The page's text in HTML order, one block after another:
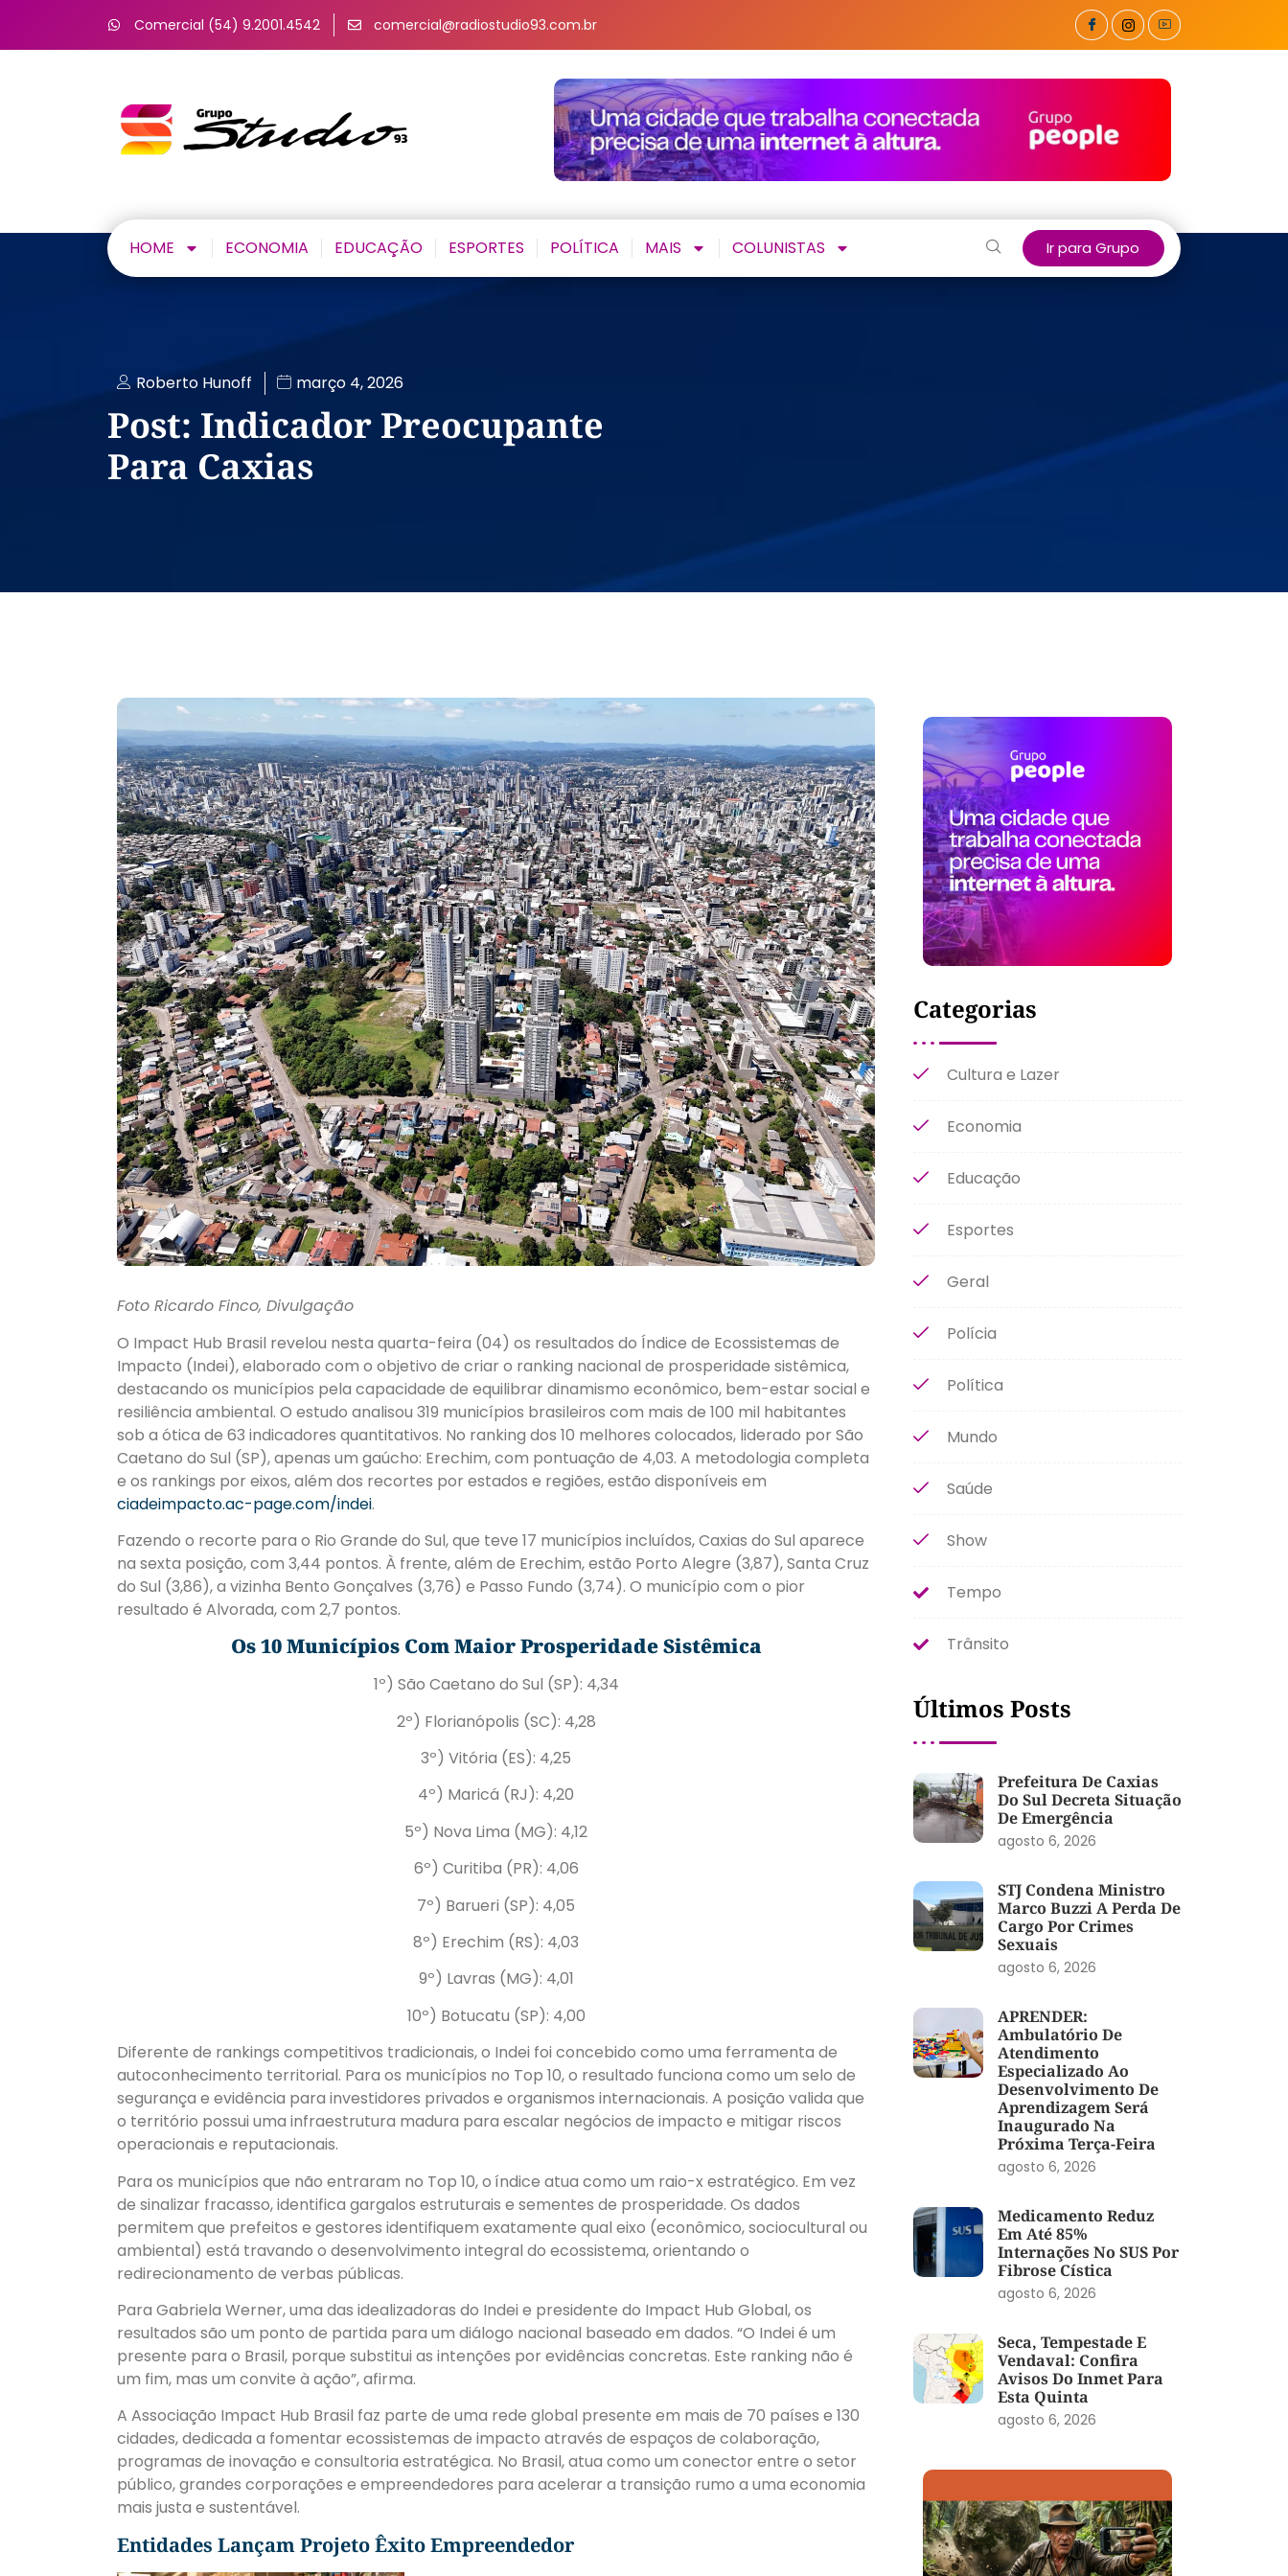
Comercial (54) 9.2001.4542 comercial@radiostudio93.com.br
HOME ECONOMIA EDUCAÇÃO ESPORTES POLÍTICA MAIS COLUNISTAS Ir para Grupo
Roberto Hunoff março 4, 2026
Post: Indicador Preocupante
Para Caxias
Foto Ricardo Finco, Divulgação
O Impact Hub Brasil revelou nesta quarta-feira (04) os resultados do Índice de Ecossistemas de
Impacto (Indei), elaborado com o objetivo de criar o ranking nacional de prosperidade sistêmica,
destacando os municípios pela capacidade de equilibrar dinamismo econômico, bem-estar social e
resiliência ambiental. O estudo analisou 319 municípios brasileiros com mais de 100 mil habitantes
sob a ótica de 63 indicadores quantitativos. No ranking dos 10 melhores colocados, liderado por São
Caetano do Sul (SP), apenas um gaúcho: Erechim, com pontuação de 4,03. A metodologia completa
e os rankings por eixos, além dos recortes por estados e regiões, estão disponíveis em
ciadeimpacto.ac-page.com/indei.
Fazendo o recorte para o Rio Grande do Sul, que teve 17 municípios incluídos, Caxias do Sul aparece
na sexta posição, com 3,44 pontos. À frente, além de Erechim, estão Porto Alegre (3,87), Santa Cruz
do Sul (3,86), a vizinha Bento Gonçalves (3,76) e Passo Fundo (3,74). O município com o pior
resultado é Alvorada, com 2,7 pontos.
Os 10 Municípios Com Maior Prosperidade Sistêmica
1º) São Caetano do Sul (SP): 4,34
2º) Florianópolis (SC): 4,28
3º) Vitória (ES): 4,25
4º) Maricá (RJ): 4,20
5º) Nova Lima (MG): 4,12
6º) Curitiba (PR): 4,06
7º) Barueri (SP): 4,05
8º) Erechim (RS): 4,03
9º) Lavras (MG): 4,01
10º) Botucatu (SP): 4,00
Diferente de rankings competitivos tradicionais, o Indei foi concebido como uma ferramenta de
autoconhecimento territorial. Para os municípios no Top 10, o resultado funciona como um selo de
segurança e evidência para investidores privados e organismos internacionais. A posição valida que
o território possui uma infraestrutura madura para escalar negócios de impacto e mitigar riscos
operacionais e reputacionais.
Para os municípios que não entraram no Top 10, oíndice atua como um raio-x estratégico. Em vez
de sinalizar fracasso, identifica gargalos estruturais e sementes de prosperidade. Os dados
permitem que prefeitos e gestores identifiquem exatamente qual eixo (econômico, sociocultural ou
ambiental) está travando o desenvolvimento integral do ecossistema, orientando o
redirecionamento de verbas públicas.
Para Gabriela Werner, uma das idealizadoras do Indei e presidente do Impact Hub Global, os
resultados são um ponto de partida para um diálogo nacional baseado em dados. “O Indei é um
presente para o Brasil, porque substitui as intenções por evidências concretas. Este ranking não é
um fim, mas um convite à ação”, afirma.
A Associação Impact Hub Brasil faz parte de uma rede global presente em mais de 70 países e 130
cidades, dedicada a fomentar ecossistemas de impacto através de espaços de colaboração,
programas de inovação e consultoria estratégica. No Brasil, atua como um conector entre o setor
público, grandes corporações e empreendedores para acelerar a transição rumo a uma economia
mais justa e sustentável.
Entidades Lançam Projeto Êxito Empreendedor
Categorias
Cultura e Lazer
Economia
Educação
Esportes
Geral
Polícia
Política
Mundo
Saúde
Show
Tempo
Trânsito
Últimos Posts
Prefeitura De Caxias
Do Sul Decreta Situação
De Emergência
agosto 6, 2026
STJ Condena Ministro
Marco Buzzi A Perda De
Cargo Por Crimes
Sexuais
agosto 6, 2026
APRENDER:
Ambulatório De
Atendimento
Especializado Ao
Desenvolvimento De
Aprendizagem Será
Inaugurado Na
Próxima Terça-Feira
agosto 6, 2026
Medicamento Reduz
Em Até 85%
Internações No SUS Por
Fibrose Cística
agosto 6, 2026
Seca, Tempestade E
Vendaval: Confira
Avisos Do Inmet Para
Esta Quinta
agosto 6, 2026